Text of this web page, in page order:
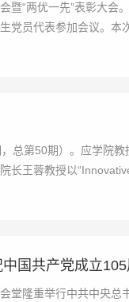
“两优一先”表彰大会
党员代表参加会议。本
总第50期）。应学院教
长王蓉教授以
堂隆重举行中共中央总